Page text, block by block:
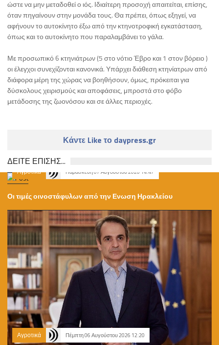
ώστε να μην μεταδοθεί ο ιός. Ιδιαίτερη προσοχή απαιτείται, επίσης,
όταν πηγαίνουν στην μονάδα τους. Θα πρέπει, όπως εξηγεί, να
αφήνουν το αυτοκίνητο έξω από την κτηνοτροφική εγκατάσταση,
όπως και το αυτοκίνητο που παραλαμβάνει το γάλα.
Με προσωπικό 6 κτηνιάτρων (5 στο νότιο Έβρο και 1 στον βόρειο )
οι έλεγχοι συνεχίζονται κανονικά. Υπάρχει διάθεση κτηνίατρων από
διάφορα μέρη της χώρας να βοηθήσουν, όμως, πρόκειται για
δύσκολους χειρισμούς και αποφάσεις, μπροστά στο φόβο
μετάδοσης της ζωονόσου και σε άλλες περιοχές.
Κάντε Like το daypress.gr
ΔΕΙΤΕ ΕΠΙΣΗΣ...
Αγροτικά Παρασκευή 07 Αυγούστου 2026 14:47
Οι τιμές οινοστάφυλων από την Ενωση Ηρακλείου
Αγροτικά Πέμπτη 06 Αυγούστου 2026 12:20